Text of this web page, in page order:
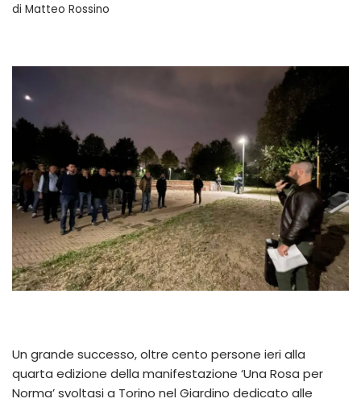
di Matteo Rossino
Un grande successo, oltre cento persone ieri alla
quarta edizione della manifestazione ‘Una Rosa per
Norma’ svoltasi a Torino nel Giardino dedicato alle